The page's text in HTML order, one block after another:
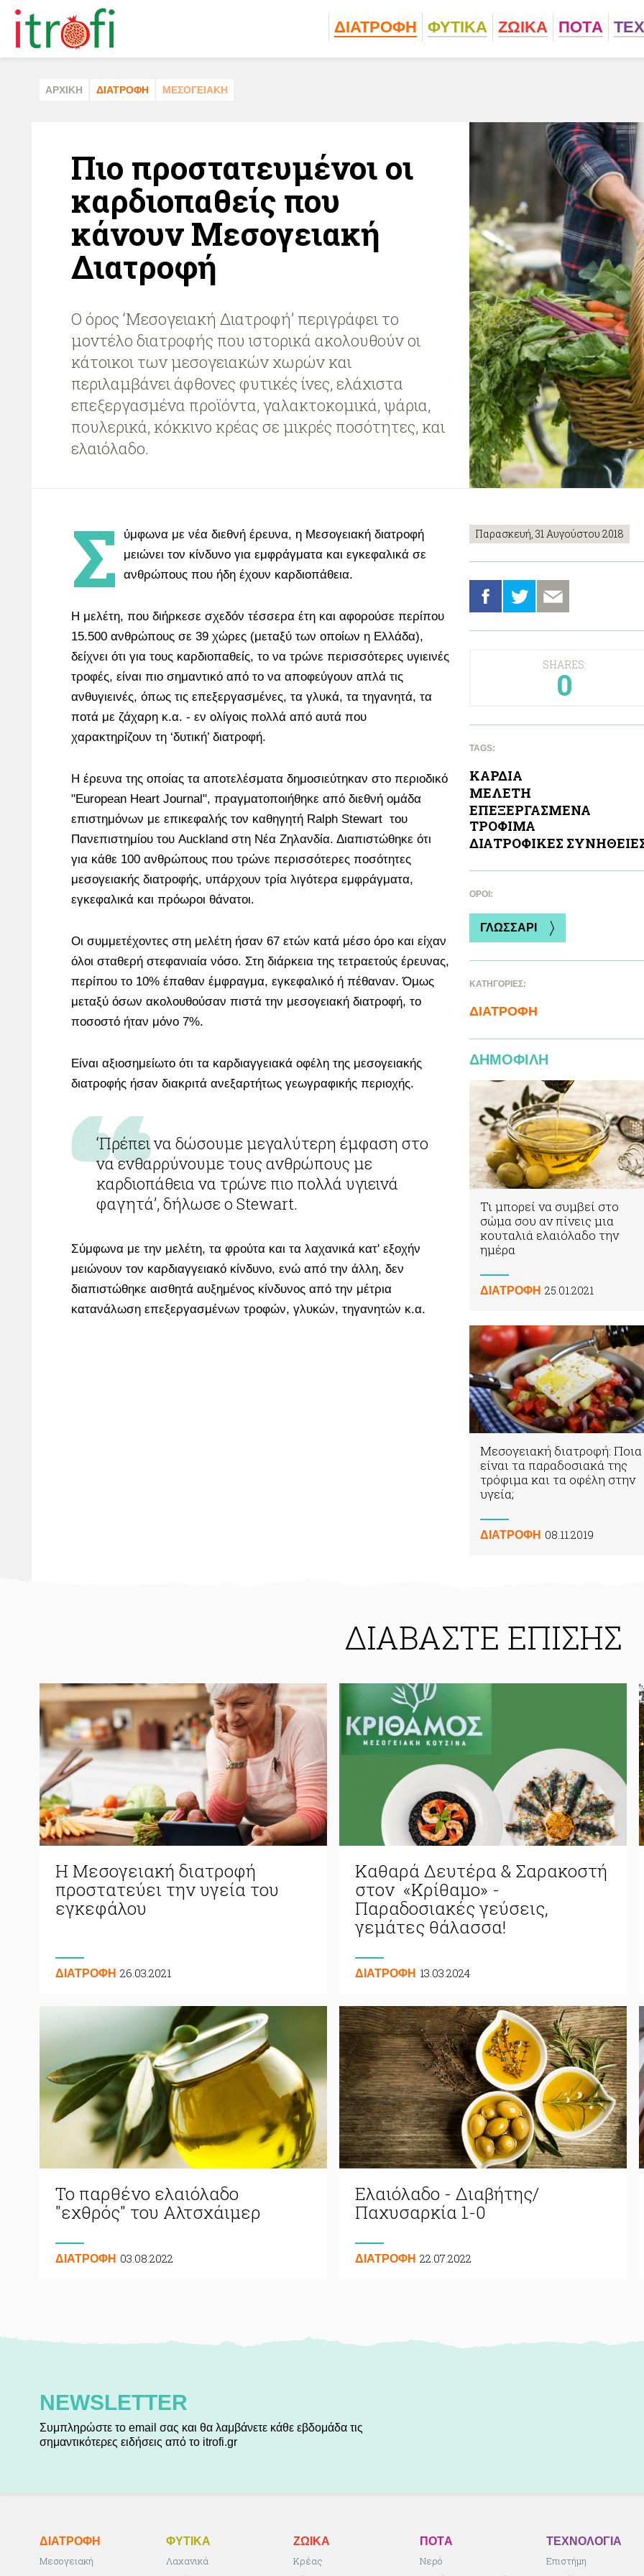
ΔΙΑΤΡΟΦΗ ΦΥΤΙΚA ΖΩΙΚA ΠΟΤA
ΑΡΧΙΚΗ ΔΙΑΤΡΟΦΗ ΜΕΣΟΓΕΙΑΚΗ
Πιο προστατευμένοι οι
καρδιοπαθείς που
κάνουν Μεσογειακή
Διατροφή
Ο όρος ‘Μεσογειακή Διατροφή’ περιγράφει το
μοντέλο διατροφής που ιστορικά ακολουθούν οι
κάτοικοι των μεσογειακών χωρών και
περιλαμβάνει άφθονες φυτικές ίνες, ελάχιστα
επεξεργασμένα προϊόντα, γαλακτοκομικά, ψάρια,
πουλερικά, κόκκινο κρέας σε μικρές ποσότητες, και
ελαιόλαδο.
Παρασκευή, 31 Αυγούστου 2018
SHARES:
0
Σ
ύμφωνα με νέα διεθνή έρευνα, η Μεσογειακή διατροφή
μειώνει τον κίνδυνο για εμφράγματα και εγκεφαλικά σε
ανθρώπους που ήδη έχουν καρδιοπάθεια.
Η μελέτη, που διήρκεσε σχεδόν τέσσερα έτη και αφορούσε περίπου
15.500 ανθρώπους σε 39 χώρες (μεταξύ των οποίων η Ελλάδα),
δείχνει ότι για τους καρδιοπαθείς, το να τρώνε περισσότερες υγιεινές
τροφές, είναι πιο σημαντικό από το να αποφεύγουν απλά τις
ανθυγιεινές, όπως τις επεξεργασμένες, τα γλυκά, τα τηγανητά, τα
ποτά με ζάχαρη κ.α. - εν ολίγοις πολλά από αυτά που
χαρακτηρίζουν τη ‘δυτική’ διατροφή.
Η έρευνα της οποίας τα αποτελέσματα δημοσιεύτηκαν στο περιοδικό
"European Heart Journal", πραγματοποιήθηκε από διεθνή ομάδα
επιστημόνων με επικεφαλής τον καθηγητή Ralph Stewart του
Πανεπιστημίου του Auckland στη Νέα Ζηλανδία. Διαπιστώθηκε ότι
για κάθε 100 ανθρώπους που τρώνε περισσότερες ποσότητες
μεσογειακής διατροφής, υπάρχουν τρία λιγότερα εμφράγματα,
εγκεφαλικά και πρόωροι θάνατοι.
Οι συμμετέχοντες στη μελέτη ήσαν 67 ετών κατά μέσο όρο και είχαν
όλοι σταθερή στεφανιαία νόσο. Στη διάρκεια της τετραετούς έρευνας,
περίπου το 10% έπαθαν έμφραγμα, εγκεφαλικό ή πέθαναν. Όμως
μεταξύ όσων ακολουθούσαν πιστά την μεσογειακή διατροφή, το
ποσοστό ήταν μόνο 7%.
Είναι αξιοσημείωτο ότι τα καρδιαγγειακά οφέλη της μεσογειακής
διατροφής ήσαν διακριτά ανεξαρτήτως γεωγραφικής περιοχής.
‘Πρέπει να δώσουμε μεγαλύτερη έμφαση στο
να ενθαρρύνουμε τους ανθρώπους με
καρδιοπάθεια να τρώνε πιο πολλά υγιεινά
φαγητά’, δήλωσε ο Stewart.
Σύμφωνα με την μελέτη, τα φρούτα και τα λαχανικά κατ' εξοχήν
μειώνουν τον καρδιαγγειακό κίνδυνο, ενώ από την άλλη, δεν
διαπιστώθηκε αισθητά αυξημένος κίνδυνος από την μέτρια
κατανάλωση επεξεργασμένων τροφών, γλυκών, τηγανητών κ.α.
TAGS:
ΚΑΡΔΙA
ΜΕΛΕΤΗ
ΕΠΕΞΕΡΓΑΣΜΕΝΑ
ΤΡΟΦΙΜΑ
ΔΙΑΤΡΟΦΙΚΕΣ
ΌΡΟΙ:
ΓΛΩΣΣΑΡΙ
ΚΑΤΗΓΟΡΙΕΣ:
ΔΙΑΤΡΟΦΗ
ΔΗΜΟΦΙΛΗ
Τι μπορεί να συμβεί στο
σώμα σου αν πίνεις μια
κουταλιά ελαιόλαδο την
ημέρα
ΔΙΑΤΡΟΦΗ 25.01.2021
Μεσογειακή διατροφή: Ποια
είναι τα παραδοσιακά της
τρόφιμα και τα οφέλη στην
υγεία;
ΔΙΑΤΡΟΦΗ 08.11.2019
ΔΙΑΒΑΣΤΕ ΕΠΙΣΗΣ
Η Μεσογειακή διατροφή
προστατεύει την υγεία του
εγκεφάλου
ΔΙΑΤΡΟΦΗ 26.03.2021
Καθαρά Δευτέρα & Σαρακοστή
στον «Κρίθαμο» -
Παραδοσιακές γεύσεις,
γεμάτες θάλασσα!
ΔΙΑΤΡΟΦΗ 13.03.2024
Το παρθένο ελαιόλαδο
"εχθρός" του Αλτσχάιμερ
ΔΙΑΤΡΟΦΗ 03.08.2022
Ελαιόλαδο - Διαβήτης/
Παχυσαρκία 1-0
ΔΙΑΤΡΟΦΗ 22.07.2022
NEWSLETTER
Συμπληρώστε το email σας και θα λαμβάνετε κάθε εβδομάδα τις
σημαντικότερες ειδήσεις από το itrofi.gr
ΔΙΑΤΡΟΦΗ
Μεσογειακή
ΦΥΤΙΚA
Λαχανικά
ΖΩΙΚA
Κρέας
ΠΟΤA
Νερό
ΤΕΧΝΟΛΟΓΙΑ
Επιστήμη